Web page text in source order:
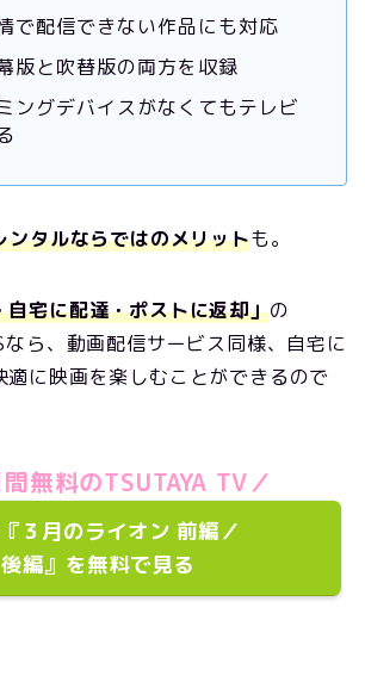
で配信できない作品にも対応
版と吹替版の両方を収録
ングデバイスがなくてもテレビ
ンタルならではのメリットも。
自宅に配達・ポストに返却」の
なら、動画配信サービス同様、自宅に
適に映画を楽しむことができるので
無料のTSUTAYA TV／
３月のライオン 前編／
後編』を無料で見る